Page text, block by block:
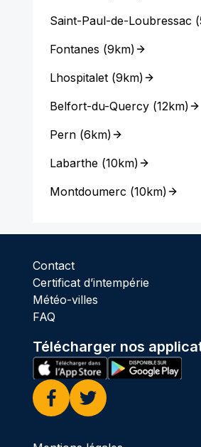
Saint-Paul-de-Loubressac (
Fontanes (9km)
Lhospitalet(9km)
Belfort-du-Quercy(12km)
Pern(6km)
Labarthe(10km)
Montdoumerc (10km)
Contact
Certificat d’intempérie
Météo-villes
FAQ
Télécharger nos
Facebook
Twitter